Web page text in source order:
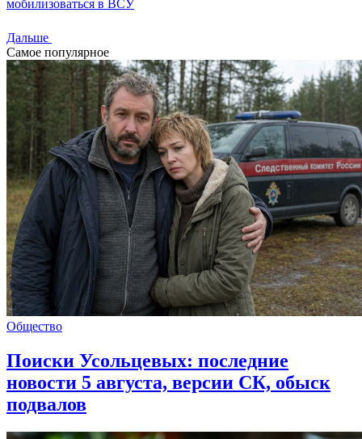
мобилизоваться в ВСУ
Дальше
Самое популярное
Общество
Поиски Усольцевых: последние
новости 5 августа, версии СК, обыск
подвалов